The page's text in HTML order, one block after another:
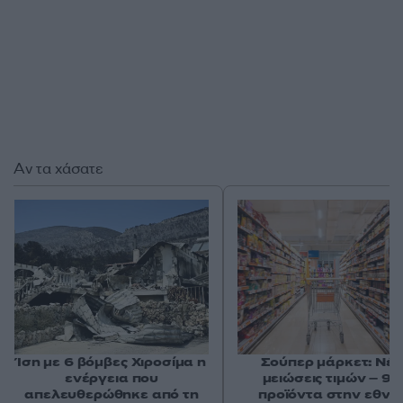
Αν τα χάσατε
Ίση με 6 βόμβες Χιροσίμα η
ενέργεια που
απελευθερώθηκε από τη
Σούπερ μάρκετ:
μειώσεις τιμών –
προϊόντα στην